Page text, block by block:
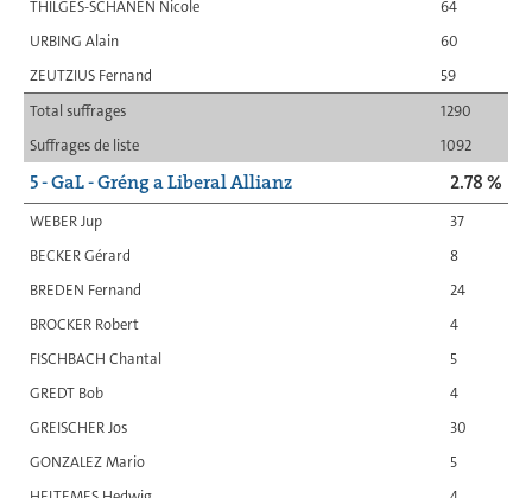
THILGES-SCHANEN Nicole
64
URBING Alain
60
ZEUTZIUS Fernand
59
Total suffrages
1290
Suffrages de liste
1092
5 - GaL - Gréng a Liberal Allianz 2.78 %
WEBER Jup
37
BECKER Gérard
8
BREDEN Fernand
24
BROCKER Robert
4
FISCHBACH Chantal
5
GREDT Bob
4
GREISCHER Jos
30
GONZALEZ Mario
5